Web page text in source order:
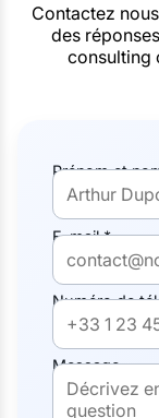
Contactez
des
consulting
Prénom et
E-mail *
Numéro de
Message